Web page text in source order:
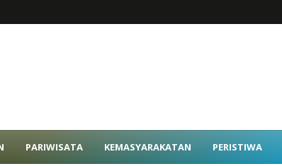
PARIWISATA KEMASYARAKATAN PERISTIWA